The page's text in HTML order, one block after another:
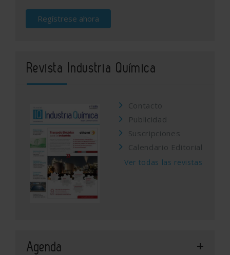
Regístrese ahora
Revista Industria Química
Contacto
Publicidad
Suscripciones
Calendario Editorial
Ver todas las revistas
Agenda